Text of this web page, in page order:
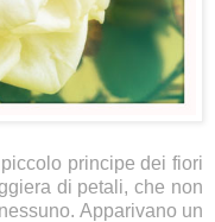
principe dei fiori
di petali, che non
Apparivano un